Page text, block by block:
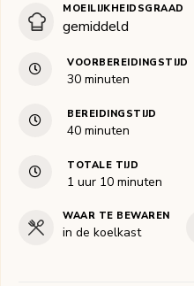
MOEILIJKHEIDSGRAAD
gemiddeld
VOORBEREIDINGSTIJD
30minuten
minuten
BEREIDINGSTIJD
40minuten
minuten
TOTALE TIJD
1 uur
uur 10minuten
minuten
WAAR TE BEWAREN
in de koelkast